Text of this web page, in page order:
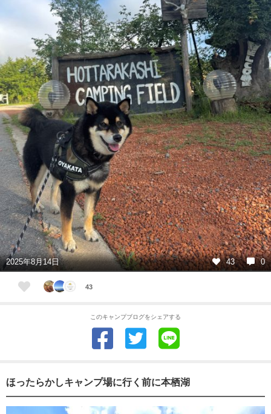
2025年8月14日 43 0
43
このキャンプブログをシェアする
ほったらかしキャンプ場に行く前に本栖湖